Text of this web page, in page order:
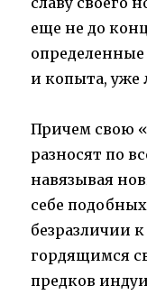
еще не до
определенные
и копыта, уже
Причем свою
разносят по
навязывая
себе
безразличии
гордящимся
предков